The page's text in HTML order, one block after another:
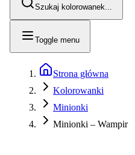
Szukaj kolorowanek...
Toggle menu
Strona główna
Kolorowanki
Minionki
Minionki – Wampir